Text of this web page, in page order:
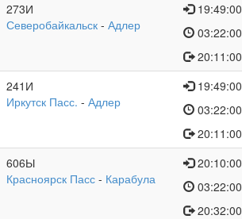
273И
Северобайкальск - Адлер
19:49:00
03:22:00
20:11:00
241И
Иркутск Пасс. - Адлер
19:49:00
03:22:00
20:11:00
606Ы
Красноярск Пасс - Карабула
20:10:00
03:22:00
20:32:00